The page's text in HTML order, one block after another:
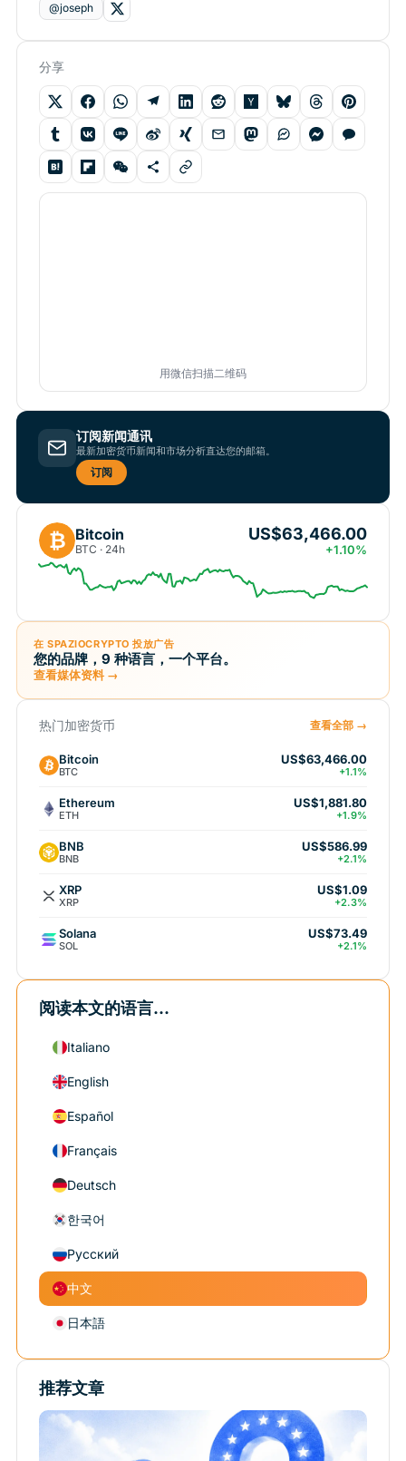
@joseph
分享
用微信扫描二维码
订阅新闻通讯
最新加密货币新闻和市场分析直达您的邮箱。
订阅
₿ Bitcoin
BTC · 24h
US$63,466.00
+1.10%
在 SPAZIOCRYPTO 投放广告
您的品牌，9 种语言，一个平台。
查看媒体资料 →
热门加密货币 查看全部 →
Bitcoin
BTC
US$63,466.00
+1.1%
Ethereum
ETH
US$1,881.80
+1.9%
BNB
BNB
US$586.99
+2.1%
XRP
XRP
US$1.09
+2.3%
Solana
SOL
US$73.49
+2.1%
阅读本文的语言...
Italiano
English
Español
Français
Deutsch
한국어
Русский
中文
日本語
推荐文章